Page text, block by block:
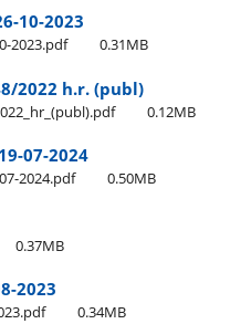
10-2023
2023.pdf 0.31MB
2022 h.r. (publ)
0.12MB
07-2024
2024.pdf 0.50MB
0.37MB
2023
0.34MB